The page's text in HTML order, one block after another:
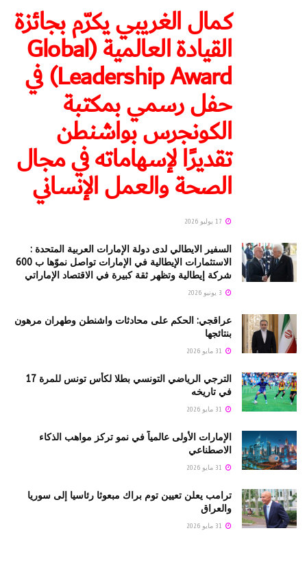
كمال الغريبي يكرّم بجائزة
القيادة العالمية (Global
Leadership Award) في
حفل رسمي بمكتبة
الكونجرس بواشنطن
تقديرًا لإسهاماته في مجال
الصحة والعمل الإنساني
السفير الايطالي لدى دولة الإمارات العربية المتحدة :
الاستثمارات الإيطالية في الإمارات تواصل نموّها ب 600
شركة إيطالية وتظهر ثقة كبيرة في الاقتصاد الإماراتي
عراقجي: الحكم على محادثات واشنطن وطهران مرهون
بنتائجها
الترجي الرياضي التونسي بطلا لكأس تونس للمرة 17
في تاريخه
الإمارات الأولى عالمياً في نمو تركز مواهب الذكاء
الاصطناعي
ترامب يعلن تعيين توم براك مبعوثا رئاسيا إلى سوريا
والعراق